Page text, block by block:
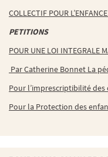
COLLECTIF POUR
PETITIONS
POUR UNE LOI INTEGRALE
Par Catherine Bonnet La
Pour l’imprescriptibilité
Pour la Protection des